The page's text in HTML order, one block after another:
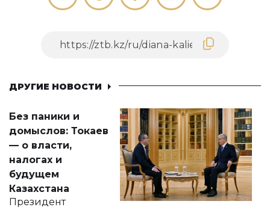
ДРУГИЕ НОВОСТИ
Без паники и
домыслов: Токаев
— о власти,
налогах и
будущем
Казахстана
Президент